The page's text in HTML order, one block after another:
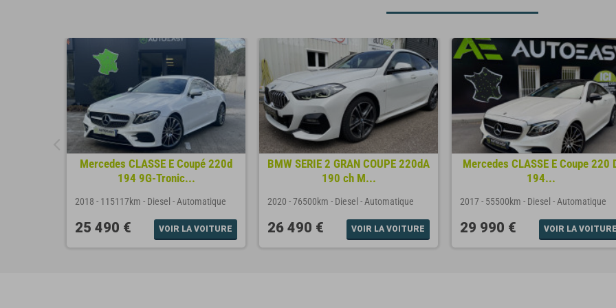
Mercedes CLASSE E Coupé 220d
194 9G-Tronic...
2018 - 115117km - Diesel -Automatique
25 490 € VOIR LA VOITURE
BMW SERIE 2 GRAN COUPE 220dA
190 ch M...
2020 -76500km - Diesel -Automatique
26 490 € VOIR LA VOITURE
Mercedes CLASSE E Coupe 220
194...
2017- 55500km - Diesel -Automatique
29 990 € VOIR LA